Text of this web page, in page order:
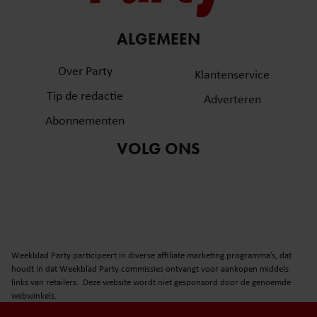
informatie over uw gebruik van onze site met onze
partners voor social media, adverteren en analyse. Deze
informatie die u aan ze heeft verstrekt of die ze hebben
gaat akkoord met onze cookies als u onze website blijft
gebruiken.
ALGEMEEN
Over Party
Tip de redactie
Abonnementen
Klantenservice
Adverteren
VOLG ONS
Weekblad Party participeert in diverse affiliate marketing programma’s, dat
houdt in dat Weekblad Party commissies ontvangt voor aankopen middels
links van retailers. Deze website wordt niet gesponsord door de genoemde
webwinkels.